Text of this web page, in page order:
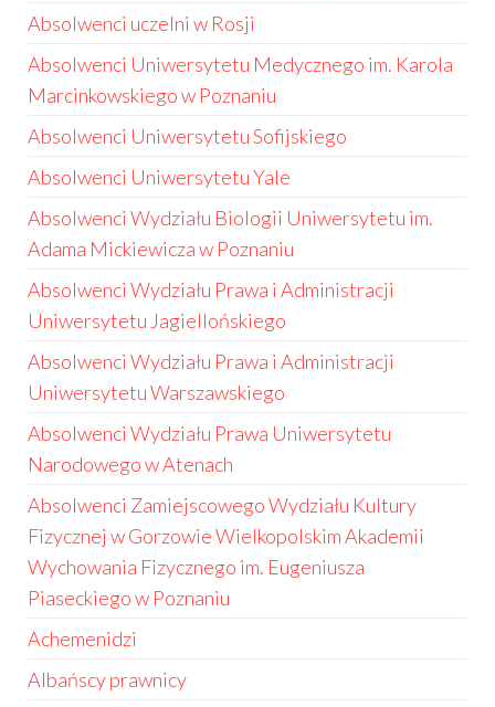
Absolwenci uczelni w Rosji
Absolwenci Uniwersytetu Medycznego im. Karola
Marcinkowskiego w Poznaniu
Absolwenci Uniwersytetu Sofijskiego
Absolwenci Uniwersytetu Yale
Absolwenci Wydziału Biologii Uniwersytetu im.
Adama Mickiewicza w Poznaniu
Absolwenci Wydziału Prawa i Administracji
Uniwersytetu Jagiellońskiego
Absolwenci Wydziału Prawa i Administracji
Uniwersytetu Warszawskiego
Absolwenci Wydziału Prawa Uniwersytetu
Narodowego w Atenach
Absolwenci Zamiejscowego Wydziału Kultury
Fizycznej w Gorzowie Wielkopolskim Akademii
Wychowania Fizycznego im. Eugeniusza
Piaseckiego w Poznaniu
Achemenidzi
Albańscy prawnicy